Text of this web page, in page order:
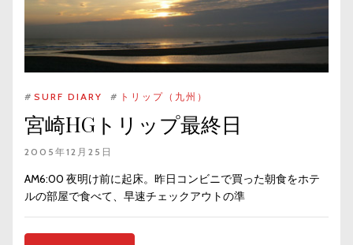
# SURF DIARY # トリップ（九州）
宮崎HGトリップ最終日
2005年12月25日
AM6:00 夜明け前に起床。昨日コンビニで買った朝食をホテ
ルの部屋で食べて、早速チェックアウトの準